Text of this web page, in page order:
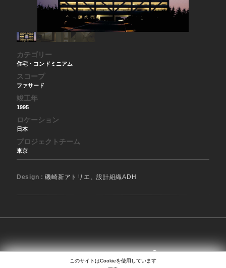
カテゴリー
住宅・コンドミニアム
スコープ
ファサード
竣工年
1995
ロケーション
日本
プロジェクトチーム
東京
Design :磯崎新アトリエ、設計組織ADH
SEARCH
EN 日本語 中文
このサイトはCookieを使用しています